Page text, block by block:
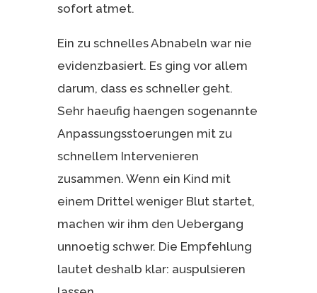
sofort atmet.
Ein zu schnelles Abnabeln war nie
evidenzbasiert. Es ging vor allem
darum, dass es schneller geht.
Sehr haeufig haengen sogenannte
Anpassungsstoerungen mit zu
schnellem Intervenieren
zusammen. Wenn ein Kind mit
einem Drittel weniger Blut startet,
machen wir ihm den Uebergang
unnoetig schwer. Die Empfehlung
lautet deshalb klar: auspulsieren